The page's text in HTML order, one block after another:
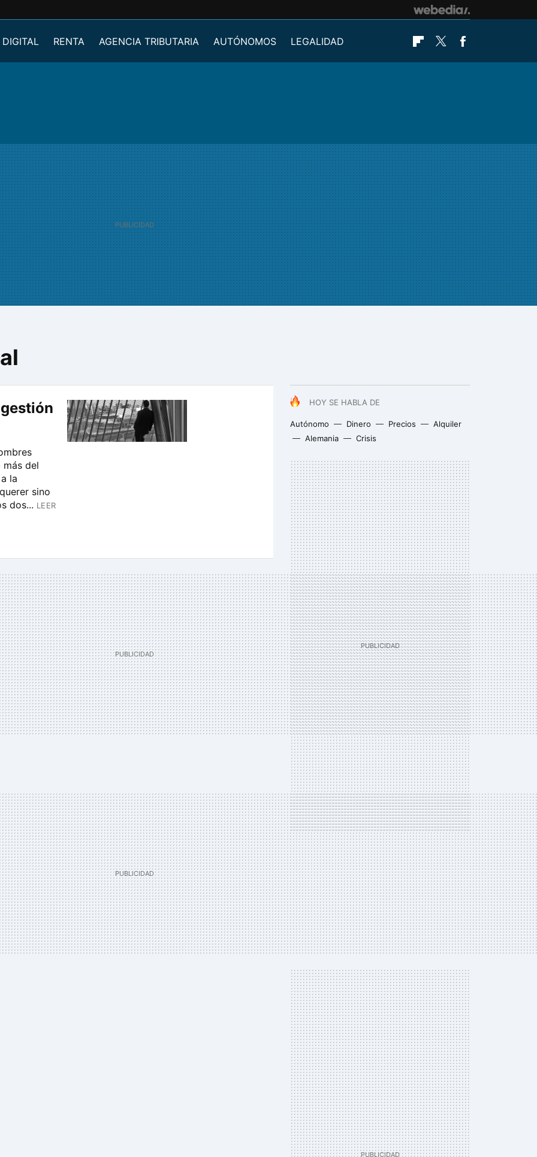
DIGITAL RENTA AGENCIA TRIBUTARIA AUTÓNOMOS
LEGALIDAD
Flipboard
Twitter
HOY SE HABLA DE
Autónomo Dinero Precios
Alquiler
Alemania
Crisis
más del
la
sino
dos... LEER